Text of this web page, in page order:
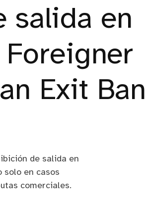
salida en
Foreigner
Exit Ban
de salida en
solo en casos
comerciales.